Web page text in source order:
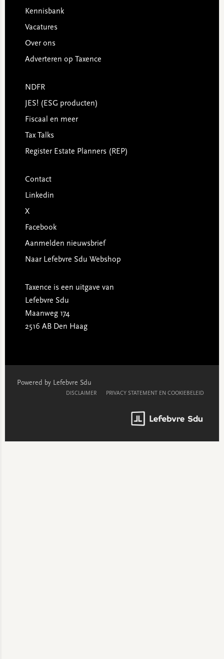
Kennisbank
Vacatures
Over ons
Adverteren op Taxence
NDFR
JES! (ESG producten)
Fiscaal en meer
Tax Talks
Register Estate Planners (REP)
Contact
Linkedin
X
Facebook
Aanmelden nieuwsbrief
Naar Lefebvre Sdu Webshop
Taxence is een uitgave van
Lefebvre Sdu
Maanweg 174
2516 AB Den Haag
Powered by Lefebvre Sdu
DISCLAIMER PRIVACY STATEMENT EN COOKIEBELEID